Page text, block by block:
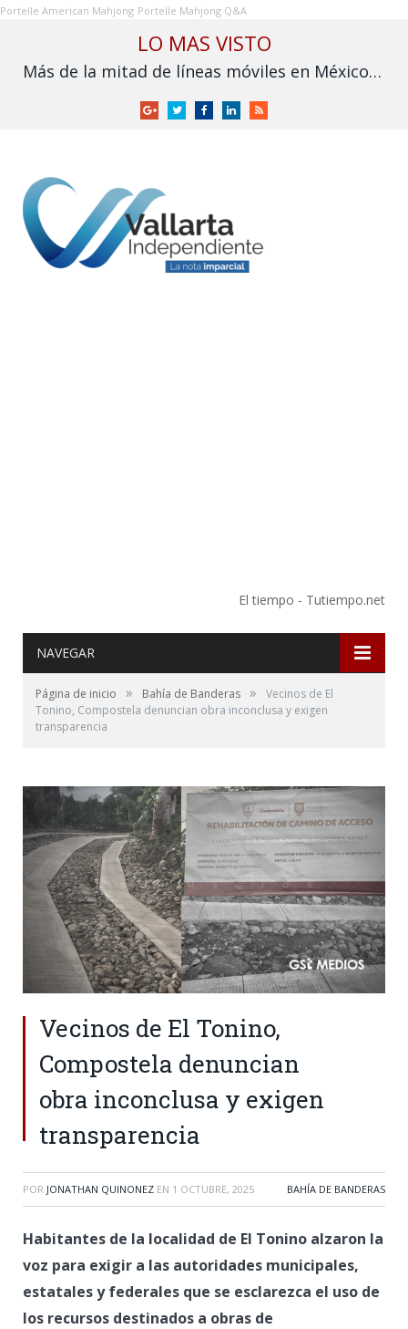
Portelle American Mahjong Portelle Mahjong Q&A
LO MAS VISTO
Más de la mitad de líneas móviles en México aún no se vinculan a la CURP
GoogleTwitterFacebookLinkedInRSS
El tiempo - Tutiempo.net
NAVEGAR
Página de inicio » Bahía de Banderas »
Vecinos de El
Tonino, Compostela denuncian obra inconclusa y exigen
transparencia
Vecinos de El Tonino,
Compostela denuncian
obra inconclusa y exigen
transparencia
POR JONATHAN QUINONEZ EN 1 OCTUBRE, 2025 BAHÍA DE BANDERAS
Habitantes de la localidad de El Tonino alzaron la
voz para exigir a las autoridades municipales,
estatales y federales que se esclarezca el uso de
los recursos destinados a obras de